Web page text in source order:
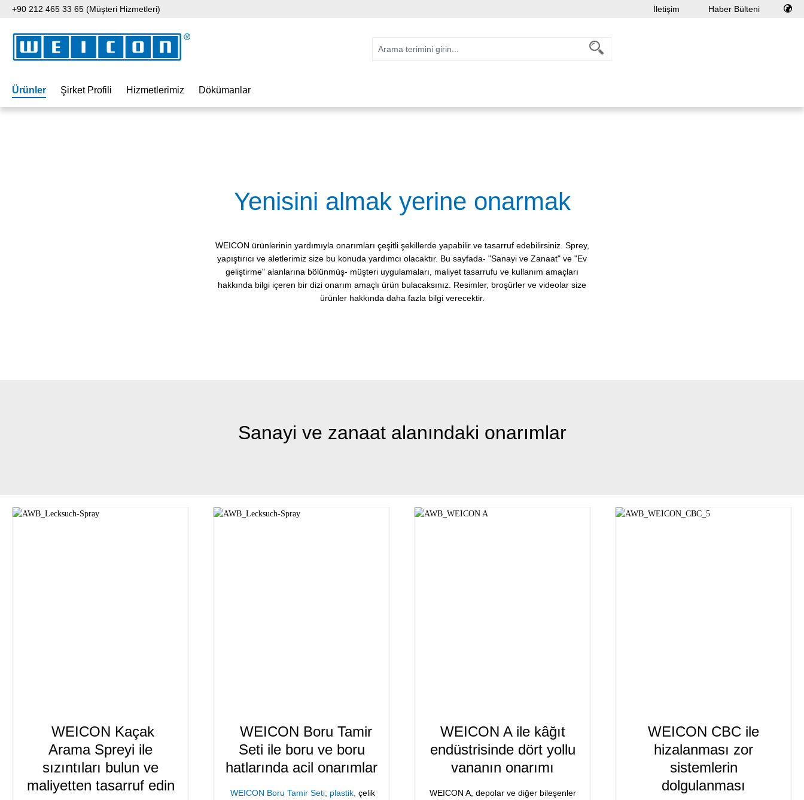
içeriğe geç
Aramaya atla
Ana navigasyona geç
+90 212 465 33 65 (Müşteri Hizmetleri) İletişim Haber Bülteni
Ürünler Şirket Profili Hizmetlerimiz Dökümanlar
Yenisini almak yerine onarmak
WEICON ürünlerinin yardımıyla onarımları çeşitli şekillerde yapabilir ve tasarruf edebilirsiniz. Sprey,
yapıştırıcı ve aletlerimiz size bu konuda yardımcı olacaktır. Bu sayfada- "Sanayi ve Zanaat" ve "Ev
geliştirme" alanlarına bölünmüş- müşteri uygulamaları, maliyet tasarrufu ve kullanım amaçları
hakkında bilgi içeren bir dizi onarım amaçlı ürün bulacaksınız. Resimler, broşürler ve videolar size
ürünler hakkında daha fazla bilgi verecektir.
Sanayi ve zanaat alanındaki onarımlar
WEICON Kaçak
Arama Spreyi ile
sızıntıları bulun ve
maliyetten tasarruf edin
WEICON Boru Tamir
Seti ile boru ve boru
hatlarında acil onarımlar
WEICON Boru Tamir Seti; plastik, çelik
WEICON A ile kâğıt
endüstrisinde dört yollu
vananın onarımı
WEICON A, depolar ve diğer bileşenler
WEICON CBC ile
hizalanması zor
sistemlerin
dolgulanması